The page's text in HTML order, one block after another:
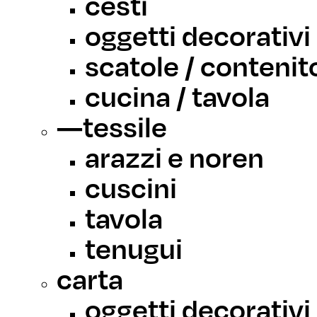
oggetti decorativi
scatole /
cucina / tavola
—tessile
arazzi e noren
cuscini
tavola
tenugui
carta
oggetti decorativi